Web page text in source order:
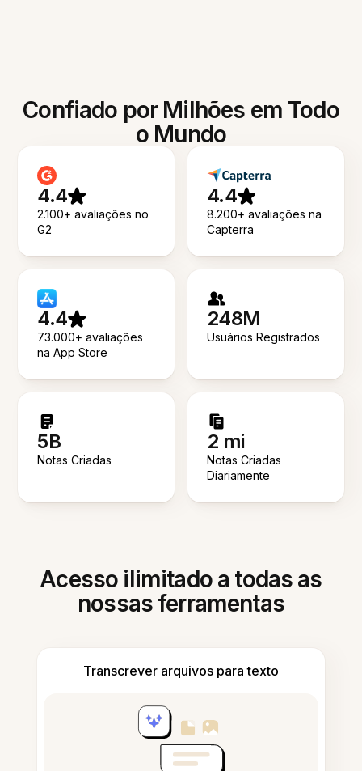
Confiado por Milhões em Todo
o Mundo
4.4
2.100+ avaliações no
G2
4.4
8.200+ avaliações na
Capterra
4.4
73.000+ avaliações
na App Store
248M
Usuários Registrados
5B
Notas Criadas
2 mi
Notas Criadas
Diariamente
Acesso ilimitado a todas as
nossas ferramentas
Transcrever arquivos para texto